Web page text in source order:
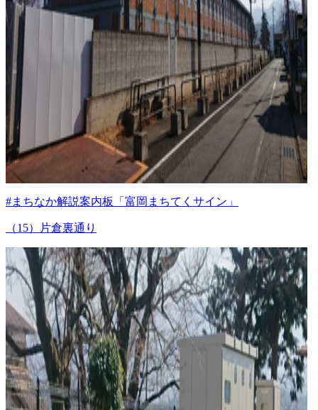
#まちなか解説案内板「富岡まちてくサイン」
（15）片倉裏通り